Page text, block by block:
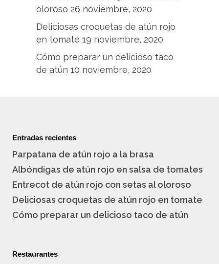
oloroso 26 noviembre, 2020
Deliciosas croquetas de atún rojo
en tomate 19 noviembre, 2020
Cómo preparar un delicioso taco
de atún 10 noviembre, 2020
Entradas recientes
Parpatana de atún rojo a la brasa
Albóndigas de atún rojo en salsa de tomates
Entrecot de atún rojo con setas al oloroso
Deliciosas croquetas de atún rojo en tomate
Cómo preparar un delicioso taco de atún
Restaurantes